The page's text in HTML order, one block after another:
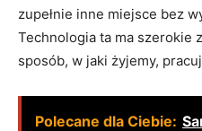
zupełnie inne miejsce bez
Technologia ta ma szerokie
sposób, w jaki żyjemy,
Polecane dla Ciebie: